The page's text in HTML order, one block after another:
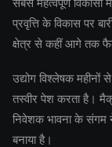
सबसे महत्वपूर्ण विकासों
प्रवृत्ति के विकास पर
क्षेत्र से कहीं आगे तक
उद्योग विश्लेषक
तस्वीर पेश करता है।
निवेशक भावना के संगम
बनाया है।